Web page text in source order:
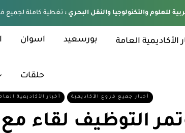
للعلوم والتكنولوجيا والنقل البحري :
اسوان بورسعيد الأكاديمية العامة
حلقات
أخبار الأكاديمية أخبار جميع فروع الأكاديمية
التوظيف لقاء مع